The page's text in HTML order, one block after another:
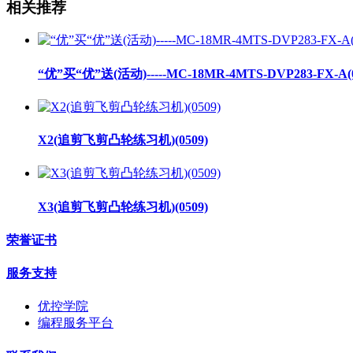
相关推荐
“优”买“优”送(活动)-----MC-18MR-4MTS-DVP283-FX-
X2(追剪飞剪凸轮练习机)(0509)
X3(追剪飞剪凸轮练习机)(0509)
荣誉证书
服务支持
优控学院
编程服务平台